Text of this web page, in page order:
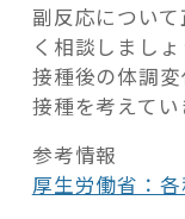
副反応につい
く相談しましょ
接種後の体調
接種を考えてい
参考情報
厚生労働省：